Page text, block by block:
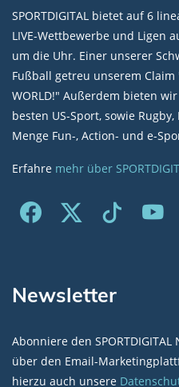
SPORTDIGITAL bietet auf 6
LIVE-Wettbewerbe und Ligen
um die Uhr. Einer unserer
Fußball getreu unserem Claim
WORLD!" Außerdem bieten
besten US-Sport, sowie
Menge Fun-, Action- und e-
Erfahre mehr über
Newsletter
Abonniere den
über den Email-
hierzu auch unsere